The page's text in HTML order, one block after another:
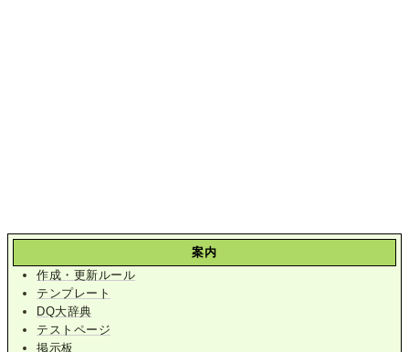
案内
作成・更新ルール
テンプレート
DQ大辞典
テストページ
掲示板